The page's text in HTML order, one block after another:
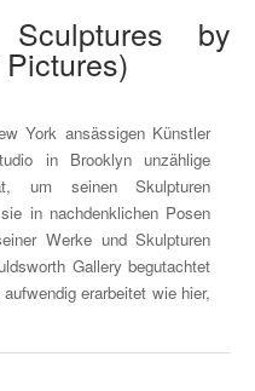
by
York ansässigen Künstler
in Brooklyn unzählige
um seinen Skulpturen
in nachdenklichen Posen
Werke und Skulpturen
Gallery begutachtet
erarbeitet wie hier,